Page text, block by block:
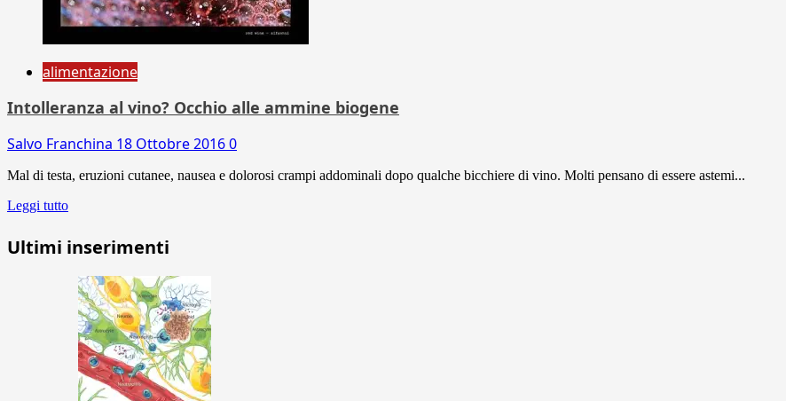
alimentazione
Intolleranza al vino? Occhio alle ammine biogene
Salvo Franchina 18 Ottobre 20160
Mal di testa, eruzioni cutanee, nausea e dolorosi crampi addominali dopo qualche bicchiere di vino. Molti pensano di essere astemi...
Leggi tutto
Ultimi inserimenti